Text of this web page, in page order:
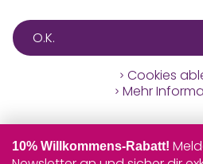
O.K.
Cookies
Mehr
10% Willkommens-Rabatt!